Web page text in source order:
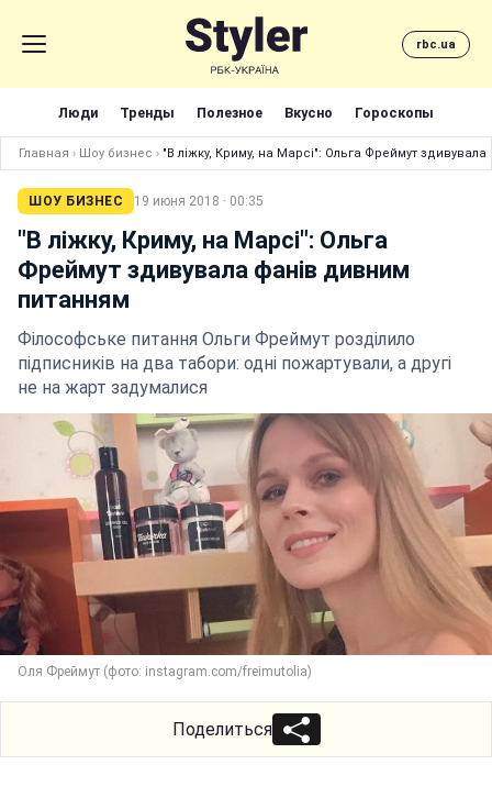
rbc.ua
Люди Тренды Полезное Вкусно Гороскопы
Главная › Шоу бизнес › "В ліжку, Криму, на Марсі": Ольга Фреймут
ШОУ БИЗНЕС 19 июня 2018 · 00:35
"В ліжку, Криму, на Марсі": Ольга
Фреймут здивувала фанів дивним
питанням
Філософське питання Ольги Фреймут розділило
підписників на два табори: одні пожартували, а другі
не на жарт задумалися
Оля Фреймут (фото: instagram.com/freimutolia)
Поделиться